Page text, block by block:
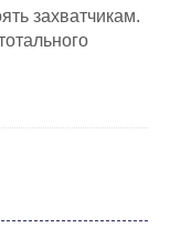
захватчикам.